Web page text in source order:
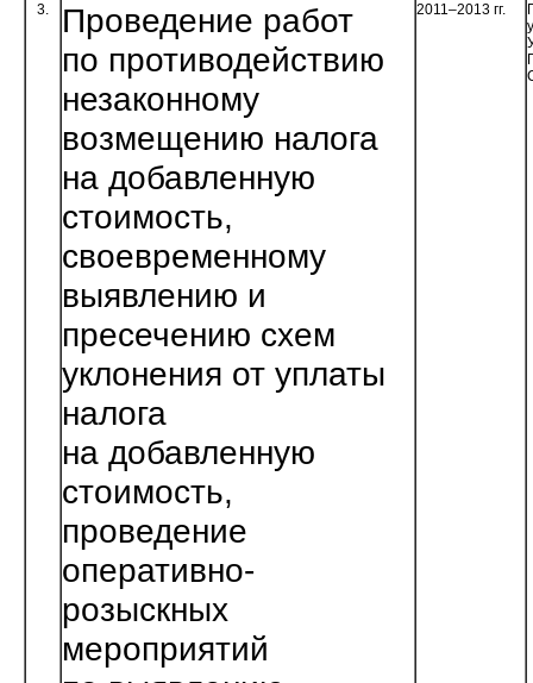
3.
Проведение работ
по противодействию
незаконному
возмещению налога
на добавленную
стоимость,
своевременному
выявлению и
пресечению схем
уклонения от уплаты
налога
на добавленную
стоимость,
проведение
оперативно-
розыскных
мероприятий
2011–2013 гг.